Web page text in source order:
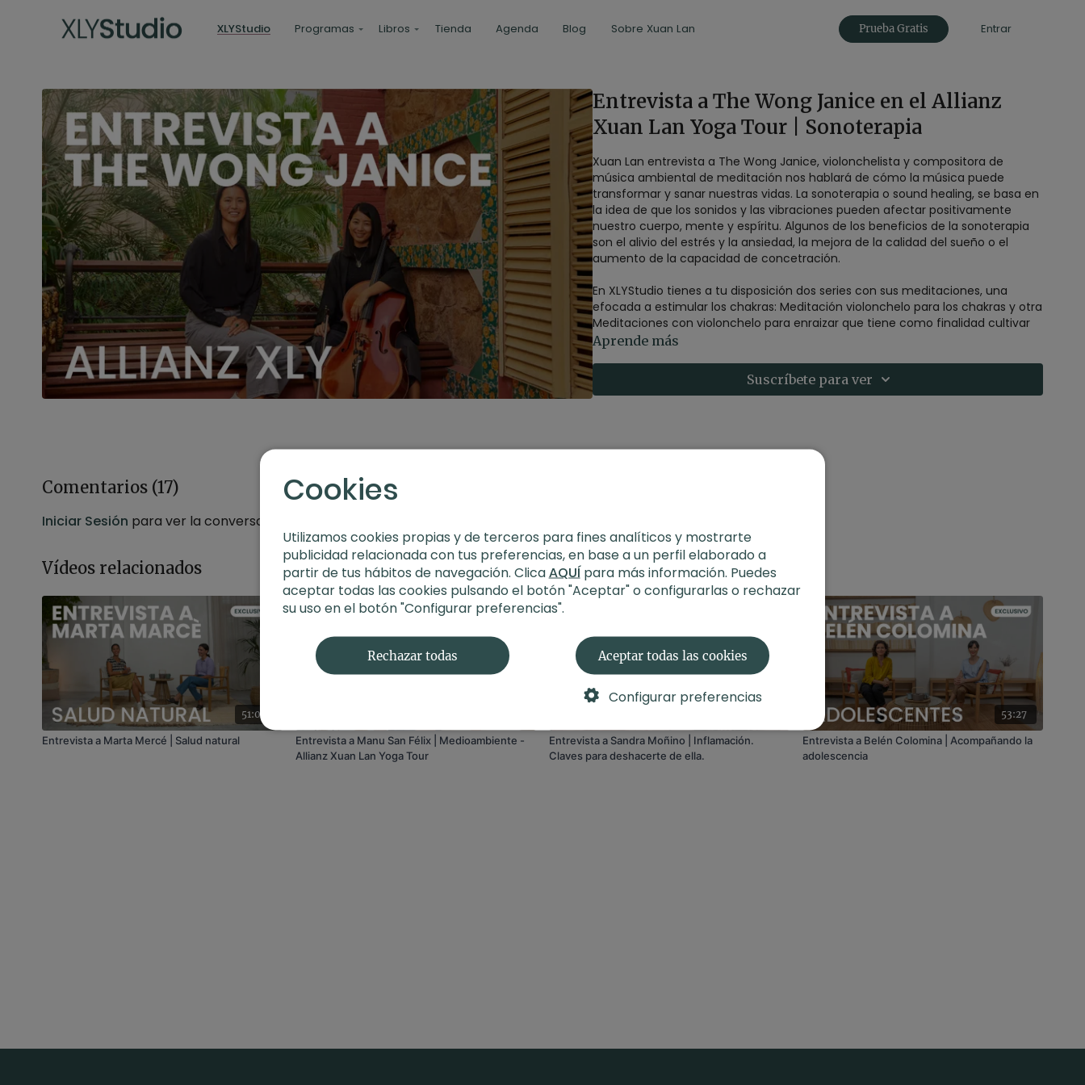
XLYStudio Programas Libros Tienda Agenda Blog Sobre Xuan Lan Prueba Gratis Entrar
Entrevista a The Wong Janice en el Allianz
Xuan Lan Yoga Tour | Sonoterapia
Xuan Lan entrevista a The Wong Janice, violonchelista y compositora de
música ambiental de meditación nos hablará de cómo la música puede
transformar y sanar nuestras vidas. La sonoterapia o sound healing, se basa en
la idea de que los sonidos y las vibraciones pueden afectar positivamente
nuestro cuerpo, mente y espíritu. Algunos de los beneficios de la sonoterapia
son el alivio del estrés y la ansiedad, la mejora de la calidad del sueño o el
aumento de la capacidad de concetración.
En XLYStudio tienes a tu disposición dos series con sus meditaciones, una
efocada a estimular los chakras: Meditación violonchelo para los chakras y otra
Meditaciones con violonchelo para enraizar que tiene como finalidad cultivar
un mayor sentimiento de calma y estabilidad interior.
Su proyecto personal nació de una pregunta que ella misma se formuló "Si
pudieras hacer algo todos los días por el resto de tu vida, sin que el dinero
propósito de meditar.
Aprende más
Suscríbete para ver
Comentarios (17)
Iniciar Sesión para ver la conversación
Vídeos relacionados
51:07
Entrevista a Marta Mercé | Salud natural
Entrevista a Manu San Félix | Medioambiente -
Allianz Xuan Lan Yoga Tour
Entrevista a Sandra Moñino | Inflamación.
Claves para deshacerte de ella.
53:27
Entrevista a Belén Colomina | Acompañando la
adolescencia
Cookies
Utilizamos cookies propias y de terceros para fines analíticos y mostrarte
publicidad relacionada con tus preferencias, en base a un perfil elaborado a
partir de tus hábitos de navegación. ClicaAQUÍpara más información. Puedes
aceptar todas las cookies pulsando el botón "Aceptar" o configurarlas o rechazar
su uso en el botón "Configurar preferencias".
Rechazar todas Aceptar todas las cookies
Configurar preferencias